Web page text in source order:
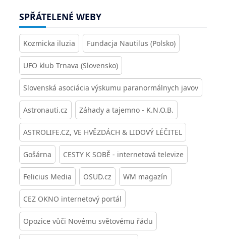
SPŘÁTELENÉ WEBY
Kozmicka iluzia Fundacja Nautilus (Polsko)
UFO klub Trnava (Slovensko)
Slovenská asociácia výskumu paranormálnych javov
Astronauti.cz Záhady a tajemno - K.N.O.B.
ASTROLIFE.CZ, VE HVĚZDÁCH & LIDOVÝ LÉČITEL
Gošárna CESTY K SOBĚ - internetová televize
Felicius Media OSUD.cz WM magazín
CEZ OKNO internetový portál
Opozice vůči Novému světovému řádu